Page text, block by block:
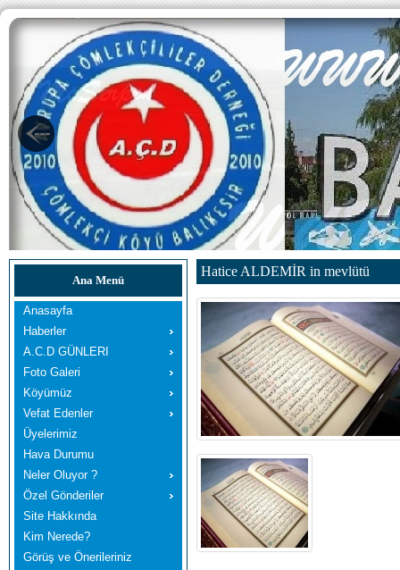
Ana Menü
Anasayfa
Haberler
A.C.D GÜNLERI
Foto Galeri
Köyümüz
Vefat Edenler
Üyelerimiz
Hava Durumu
Neler Oluyor ?
Özel Gönderiler
Site Hakkında
Kim Nerede?
Görüş ve Önerileriniz
Hatice ALDEMİR in mevlütü